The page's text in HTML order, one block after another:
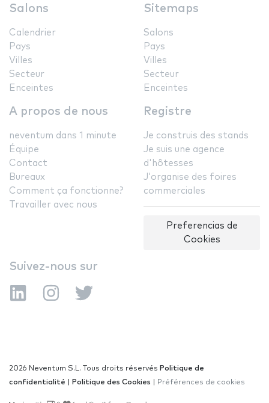
Salons
Calendrier
Pays
Villes
Secteur
Enceintes
Sitemaps
Salons
Pays
Villes
Secteur
Enceintes
A propos de nous
neventum dans 1 minute
Équipe
Contact
Bureaux
Comment ça fonctionne?
Travailler avec nous
Registre
Je construis des stands
Je suis une agence
d'hôtesses
J'organise des foires
commerciales
Preferencias de
Cookies
Suivez-nous sur
2026 Neventum S.L. Tous droits réservés Politique de
confidentialité
Politique des Cookies Préférences de cookies